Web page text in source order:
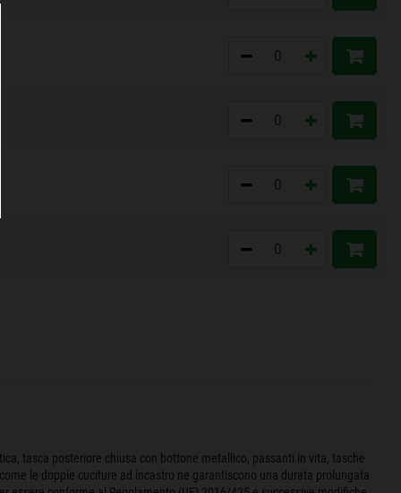
tasca posteriore chiusa con bottone metallico, passanti in vita, tasche
le doppie cuciture ad incastro ne garantiscono una durata prolungata